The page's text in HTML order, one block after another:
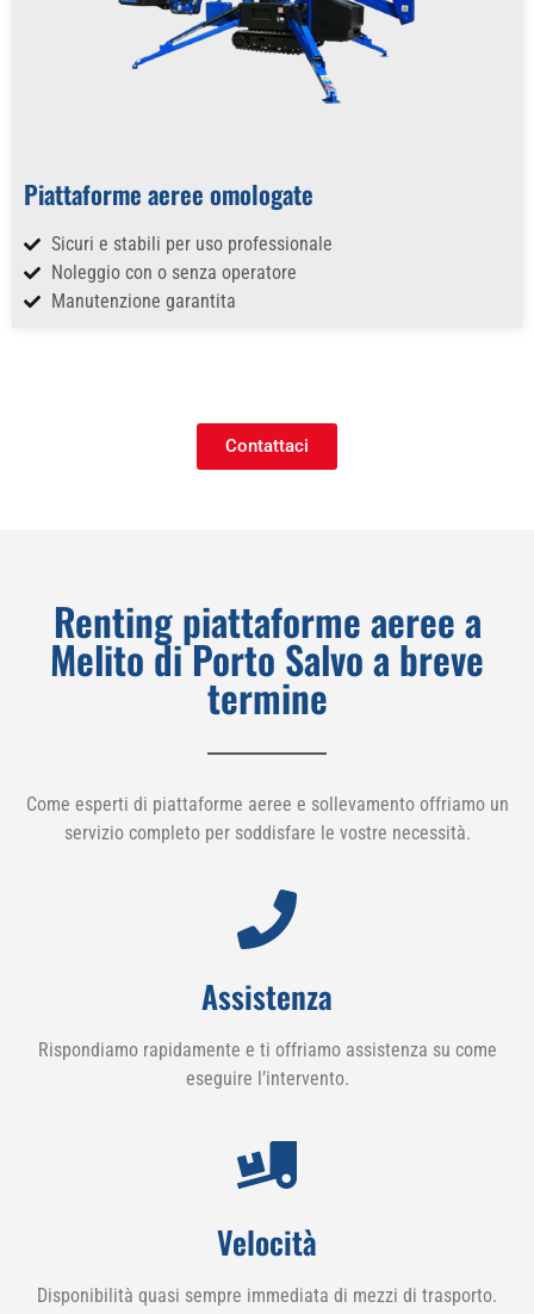
Piattaforme aeree omologate
Sicuri e stabili per uso professionale
Noleggio con o senza operatore
Manutenzione garantita
Contattaci
Renting piattaforme aeree a
Melito di Porto Salvo a breve
termine
Come esperti di piattaforme aeree e sollevamento offriamo un
servizio completo per soddisfare le vostre necessità.
Assistenza
Rispondiamo rapidamente e ti offriamo assistenza su come
eseguire l’intervento.
Velocità
Disponibilità quasi sempre immediata di mezzi di trasporto.